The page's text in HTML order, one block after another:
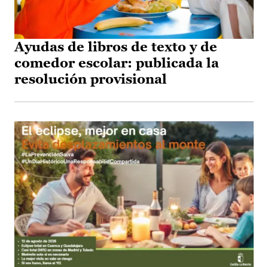
Ayudas de libros de texto y de
comedor escolar: publicada la
resolución provisional